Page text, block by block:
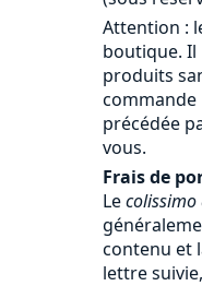
Attention :
boutique. Il
produits
précédée
vous.
Frais de
Lecolissimo
contenu et
lettre